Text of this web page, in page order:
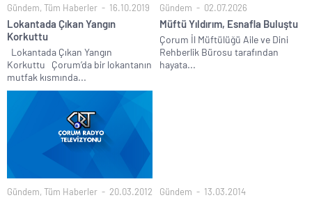
Gündem, Tüm Haberler 16.10.2019
Lokantada Çıkan Yangın
Korkuttu
Lokantada Çıkan Yangın
Korkuttu Çorum’da bir lokantanın
mutfak kısmında...
Gündem 02.07.2026
Müftü Yıldırım, Esnafla Buluştu
Çorum İl Müftülüğü Aile ve Dini
Rehberlik Bürosu tarafından
hayata...
Gündem, Tüm Haberler 20.03.2012 Gündem 13.03.2014